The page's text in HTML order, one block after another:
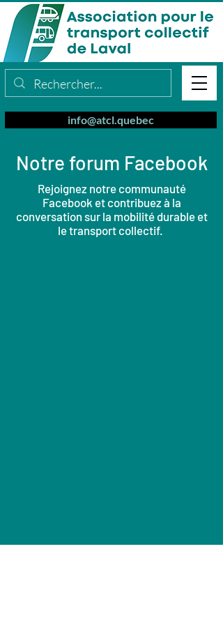
info@atcl.quebec
Notre forum Facebook
Rejoignez notre communauté
Facebook et contribuez à la
conversation sur la mobilité durable et
le transport collectif.